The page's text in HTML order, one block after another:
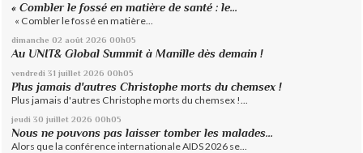
« Combler le fossé en matière de santé : le...
« Combler le fossé en matière...
dimanche 02 août 2026 00h05
Au UNIT& Global Summit à Manille dès demain !
vendredi 31 juillet 2026 00h05
Plus jamais d'autres Christophe morts du chemsex !
Plus jamais d'autres Christophe morts du chemsex !...
jeudi 30 juillet 2026 00h05
Nous ne pouvons pas laisser tomber les malades...
Alors que la conférence internationale AIDS 2026 se...